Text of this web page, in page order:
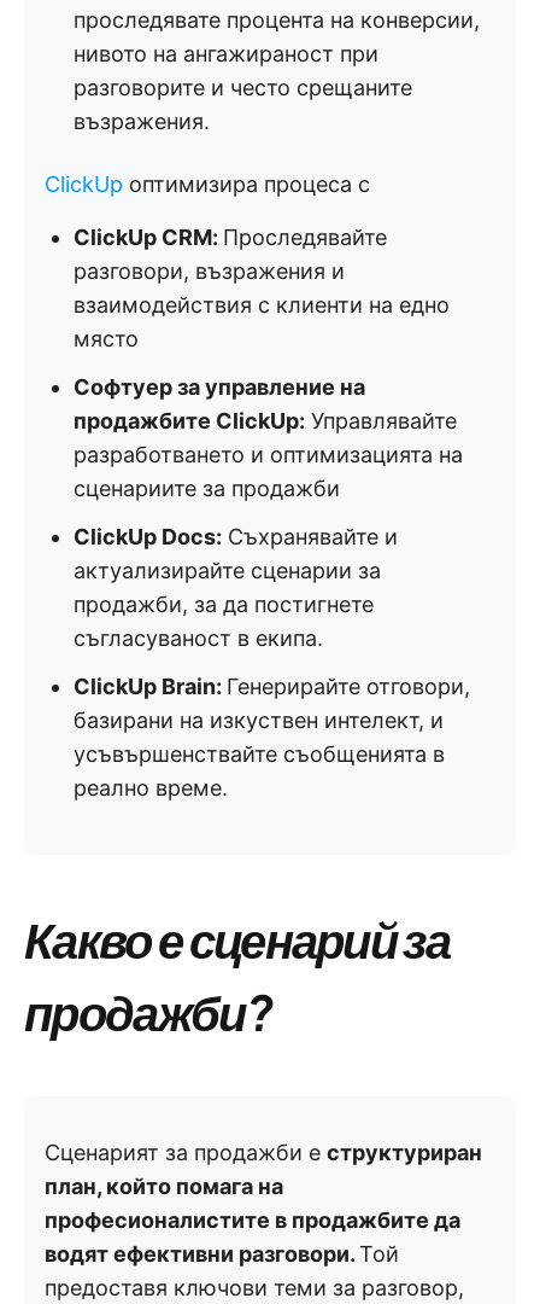
проследявате процента на конверсии,
нивото на ангажираност при
разговорите и често срещаните
възражения.
ClickUp оптимизира процеса с
ClickUp CRM: Проследявайте
разговори, възражения и
взаимодействия с клиенти на едно
място
Софтуер за управление на
продажбите ClickUp: Управлявайте
разработването и оптимизацията на
сценариите за продажби
ClickUp Docs: Съхранявайте и
актуализирайте сценарии за
продажби, за да постигнете
съгласуваност в екипа.
ClickUp Brain: Генерирайте отговори,
базирани на изкуствен интелект, и
усъвършенствайте съобщенията в
реално време.
Какво е сценарий за
продажби?
Сценарият за продажби е структуриран
план, който помага на
професионалистите в продажбите да
водят ефективни разговори.Той
предоставя ключови теми за разговор,